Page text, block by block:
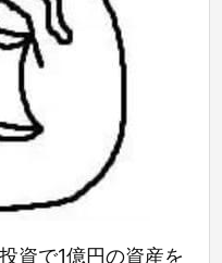
資で1億円の資産を